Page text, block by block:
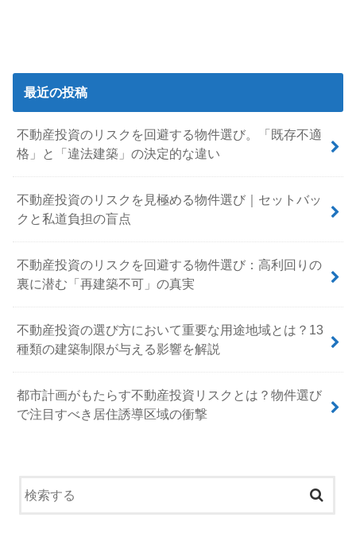
最近の投稿
不動産投資のリスクを回避する物件選び。「既存不適
格」と「違法建築」の決定的な違い
不動産投資のリスクを見極める物件選び｜セットバッ
クと私道負担の盲点
不動産投資のリスクを回避する物件選び：高利回りの
裏に潜む「再建築不可」の真実
不動産投資の選び方において重要な用途地域とは？13
種類の建築制限が与える影響を解説
都市計画がもたらす不動産投資リスクとは？物件選び
で注目すべき居住誘導区域の衝撃